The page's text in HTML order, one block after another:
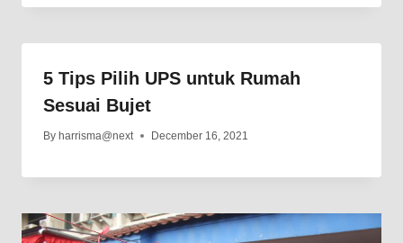
5 Tips Pilih UPS untuk Rumah
Sesuai Bujet
By harrisma@next December 16, 2021